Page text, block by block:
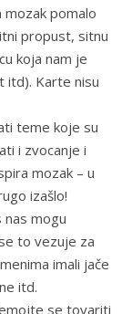
mozak pomalo
propust, sitnu
koja nam je
itd). Karte nisu
teme koje su
i zvocanje i
mozak – u
izašlo!
nas mogu
to vezuje za
imali jače
itd.
se tovariti